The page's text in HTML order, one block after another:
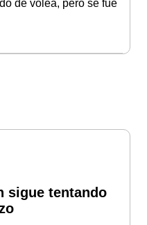
de volea, pero se fue
sigue tentando